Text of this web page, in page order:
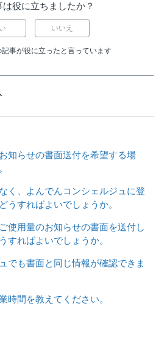
は役に立ちましたか？
いいえ
事が役に立ったと言っています
知らせの書面送付を希望する場
く、よんでんコンシェルジュに登
うすればよいでしょうか。
使用量のお知らせの書面を送付し
すればよいでしょうか。
でも書面と同じ情報が確認できま
時間を教えてください。